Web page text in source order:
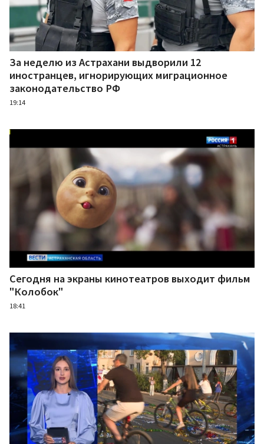
За неделю из Астрахани выдворили 12
иностранцев, игнорирующих миграционное
законодательство РФ
19:14
Сегодня на экраны кинотеатров выходит фильм
"Колобок"
18:41